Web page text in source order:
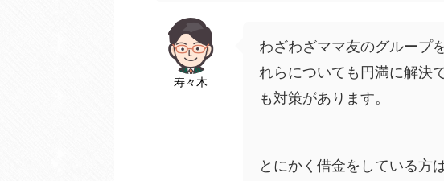
寿々木
わざわざママ友のグループ
れらについても円満に解決
も対策があります。
とにかく借金をしている方